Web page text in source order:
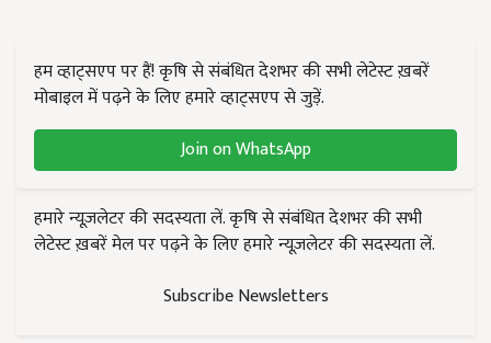
हम व्हाट्सएप पर हैं! कृषि से संबंधित देशभर की सभी लेटेस्ट ख़बरें
मोबाइल में पढ़ने के लिए हमारे व्हाट्सएप से जुड़ें.
Join on WhatsApp
हमारे न्यूज़लेटर की सदस्यता लें. कृषि से संबंधित देशभर की सभी
लेटेस्ट ख़बरें मेल पर पढ़ने के लिए हमारे न्यूज़लेटर की सदस्यता लें.
Subscribe Newsletters